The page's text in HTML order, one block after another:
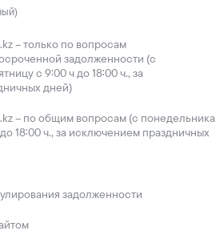
– только по вопросам
задолженности (с
с 9:00 ч до 18:00 ч., за
дней)
– по общим вопросам (с понедельника
18:00 ч., за исключением праздничных
задолженности